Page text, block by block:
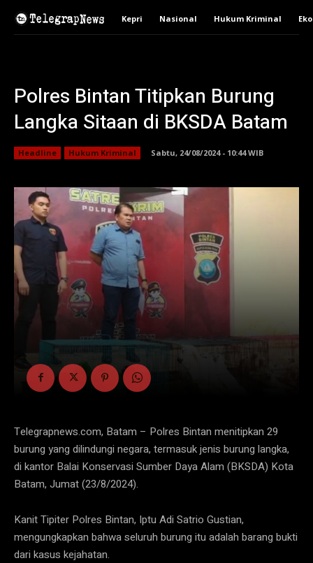
Kepri Nasional Hukum Kriminal
Polres Bintan Titipkan Burung
Langka Sitaan di BKSDA Batam
Headline Hukum Kriminal Sabtu, 24/08/2024 - 10:44 WIB
Telegrapnews.com, Batam – Polres Bintan menitipkan 29
burung yang dilindungi negara, termasuk jenis burung langka,
di kantor Balai Konservasi Sumber Daya Alam (BKSDA) Kota
Batam, Jumat (23/8/2024).
Kanit Tipiter Polres Bintan, Iptu Adi Satrio Gustian,
mengungkapkan bahwa seluruh burung itu adalah barang bukti
dari kasus kejahatan.